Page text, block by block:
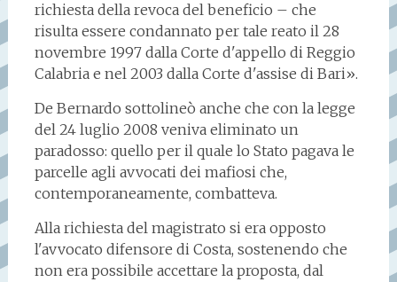
richiesta della revoca del beneficio – che
risulta essere condan­nato per tale reato il 28
novem­bre 1997 dalla Corte d'appello di Reggio
Calabria e nel 2003 dalla Corte d'assise di Bari».
De Bernardo sottolineò anche che con la legge
del 24 luglio 2008 veniva eliminato un
paradosso: quello per il quale lo Stato pagava le
parcelle agli avvocati dei mafiosi che,
contemporaneamente, combatteva.
Alla richiesta del magistrato si era opposto
l'avvocato difensore di Costa, sostenendo che
non era possibile accettare la proposta, dal